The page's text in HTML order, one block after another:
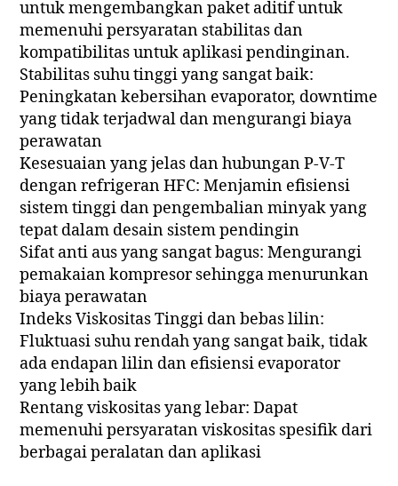
untuk mengembangkan paket aditif untuk
memenuhi persyaratan stabilitas dan
kompatibilitas untuk aplikasi pendinginan.
Stabilitas suhu tinggi yang sangat baik:
Peningkatan kebersihan evaporator, downtime
yang tidak terjadwal dan mengurangi biaya
perawatan
Kesesuaian yang jelas dan hubungan P-V-T
dengan refrigeran HFC: Menjamin efisiensi
sistem tinggi dan pengembalian minyak yang
tepat dalam desain sistem pendingin
Sifat anti aus yang sangat bagus: Mengurangi
pemakaian kompresor sehingga menurunkan
biaya perawatan
Indeks Viskositas Tinggi dan bebas lilin:
Fluktuasi suhu rendah yang sangat baik, tidak
ada endapan lilin dan efisiensi evaporator
yang lebih baik
Rentang viskositas yang lebar: Dapat
memenuhi persyaratan viskositas spesifik dari
berbagai peralatan dan aplikasi